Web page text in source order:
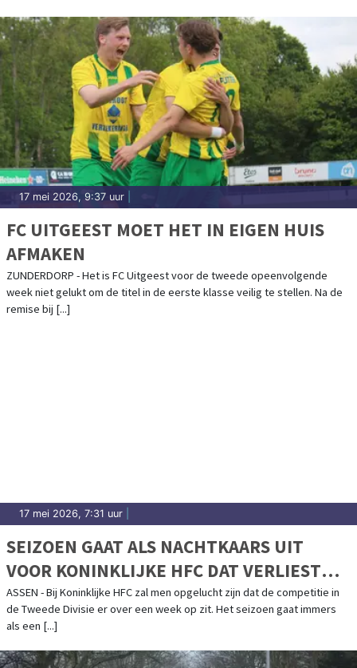
17 mei 2026, 9:37 uur
FC UITGEEST MOET HET IN EIGEN HUIS
AFMAKEN
ZUNDERDORP - Het is FC Uitgeest voor de tweede opeenvolgende
week niet gelukt om de titel in de eerste klasse veilig te stellen. Na de
remise bij [...]
17 mei 2026, 7:31 uur
SEIZOEN GAAT ALS NACHTKAARS UIT
VOOR KONINKLIJKE HFC DAT VERLIEST
VAN HEKKENSLUITER
ASSEN - Bij Koninklijke HFC zal men opgelucht zijn dat de competitie in
de Tweede Divisie er over een week op zit. Het seizoen gaat immers
als een [...]